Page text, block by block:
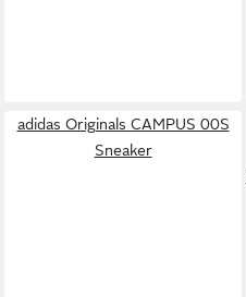
adidas Originals CAMPUS 00S
Sneaker